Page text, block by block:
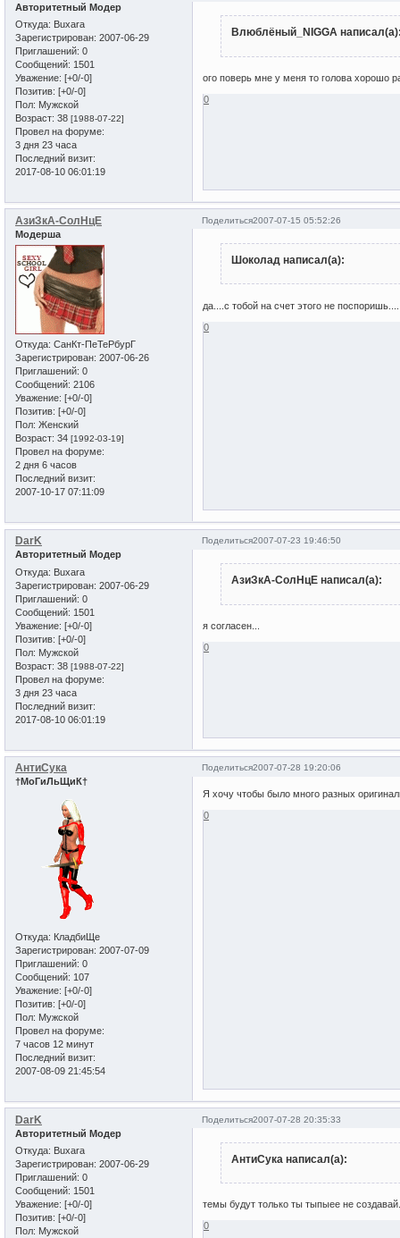
Авторитетный Модер
Откуда: Buxara
Зарегистрирован: 2007-06-29
Приглашений: 0
Сообщений: 1501
Уважение: [+0/-0]
Позитив: [+0/-0]
Пол: Мужской
Возраст: 38 [1988-07-22]
Провел на форуме:
3 дня 23 часа
Последний визит:
2017-08-10 06:01:19
Влюблёный_NIGGA
ого поверь мне у меня то голова хорошо
0
Поделиться2007-07-15 05:52:26
АзиЗкА-СолНцЕ
Модерша
Откуда: СанКт-ПеТеРбурГ
Зарегистрирован: 2007-06-26
Приглашений: 0
Сообщений: 2106
Уважение: [+0/-0]
Позитив: [+0/-0]
Пол: Женский
Возраст: 34 [1992-03-19]
Провел на форуме:
2 дня 6 часов
Последний визит:
2007-10-17 07:11:09
Шоколад написал(а):
да....с тобой на счет этого не поспоришь....
0
Поделиться2007-07-23 19:46:50
DarK
Авторитетный Модер
Откуда: Buxara
Зарегистрирован: 2007-06-29
Приглашений: 0
Сообщений: 1501
Уважение: [+0/-0]
Позитив: [+0/-0]
Пол: Мужской
Возраст: 38 [1988-07-22]
Провел на форуме:
3 дня 23 часа
Последний визит:
2017-08-10 06:01:19
АзиЗкА-СолНцЕ написал(а):
я согласен...
0
Поделиться2007-07-28 19:20:06
АнтиСука
†МоГиЛьЩиК†
Откуда: КладбиЩе
Зарегистрирован: 2007-07-09
Приглашений: 0
Сообщений: 107
Уважение: [+0/-0]
Позитив: [+0/-0]
Пол: Мужской
Провел на форуме:
7 часов 12 минут
Последний визит:
2007-08-09 21:45:54
Я хочу чтобы было много разных
0
Поделиться2007-07-28 20:35:33
DarK
Авторитетный Модер
Откуда: Buxara
Зарегистрирован: 2007-06-29
Приглашений: 0
Сообщений: 1501
Уважение: [+0/-0]
Позитив: [+0/-0]
Пол: Мужской
АнтиСука написал(а):
темы будут только ты тыпыее не
0